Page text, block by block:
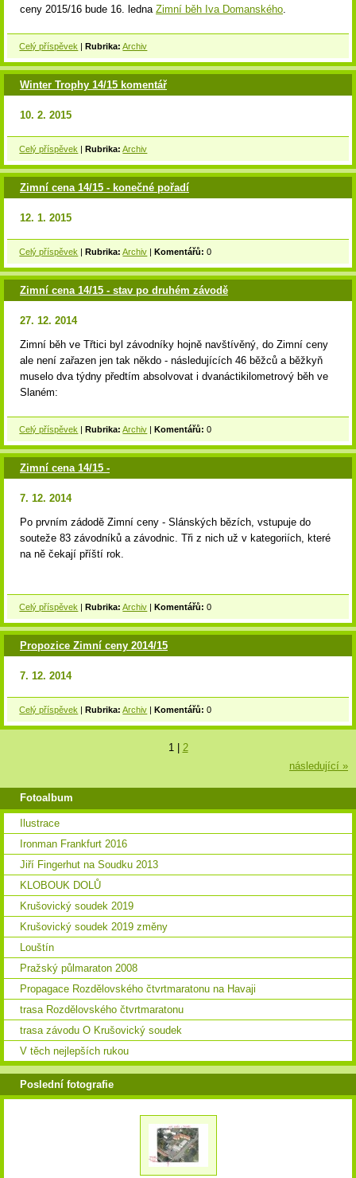
ceny 2015/16 bude 16. ledna Zimní běh Iva Domanského.
Celý příspěvek |Rubrika: Archiv
Winter Trophy 14/15 komentář
10. 2. 2015
Celý příspěvek |Rubrika: Archiv
Zimní cena 14/15 - konečné pořadí
12. 1. 2015
Celý příspěvek |Rubrika: Archiv |Komentářů: 0
Zimní cena 14/15 - stav po druhém závodě
27. 12. 2014
Zimní běh ve Třtici byl závodníky hojně navštívěný, do Zimní ceny
ale není zařazen jen tak někdo - následujících 46 běžců a běžkyň
muselo dva týdny předtím absolvovat i dvanáctikilometrový běh ve
Slaném:
Celý příspěvek |Rubrika: Archiv |Komentářů: 0
Zimní cena 14/15 -
7. 12. 2014
Po prvním zádodě Zimní ceny - Slánských bězích, vstupuje do
souteže 83 závodníků a závodnic. Tři z nich už v kategoriích, které
na ně čekají příští rok.
Celý příspěvek |Rubrika: Archiv |Komentářů: 0
Propozice Zimní ceny 2014/15
7. 12. 2014
Celý příspěvek |Rubrika: Archiv |Komentářů: 0
1
2
následující »
Fotoalbum
Ilustrace
Ironman Frankfurt 2016
Jiří Fingerhut na Soudku 2013
KLOBOUK DOLŮ
Krušovický soudek 2019
Krušovický soudek 2019 změny
Louštín
Pražský půlmaraton 2008
Propagace Rozdělovského čtvrtmaratonu na Havaji
trasa Rozdělovského čtvrtmaratonu
trasa závodu O Krušovický soudek
V těch nejlepších rukou
Poslední fotografie